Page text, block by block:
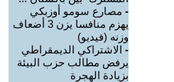
- مصارع سومو أوزبكي
يهزم منافسا يزن 3 أضعاف
وزنه (فيديو)
- الاشتراكي الديمقراطي
يرفض مطالب حزب البيئة
بزيادة الهجرة